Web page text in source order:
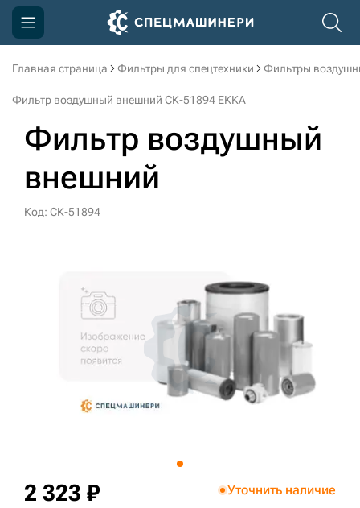
Главная страница Фильтры для спецтехники Фильтры
Фильтр воздушный внешний СК-51894 EKKA
Фильтр воздушный
внешний
Код: СК-51894
2 323 ₽ Уточнить наличие
Компания
Доставка и оплата
Информация
Контакты
sksale@skdst.ru
+7 (499) 394-50-93